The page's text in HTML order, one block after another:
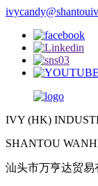
IVY (HK)
SHANTOU
汕头市万亨达贸易